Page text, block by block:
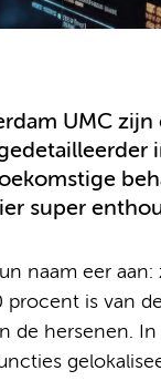
UMC
super
naam eer
procent is van
de hersenen.